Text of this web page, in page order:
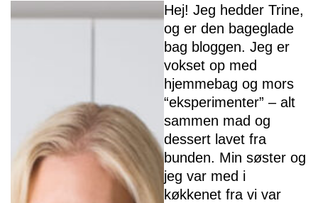
Hej! Jeg hedder Trine,
og er den bageglade
bag bloggen. Jeg er
vokset op med
hjemmebag og mors
“eksperimenter” – alt
sammen mad og
dessert lavet fra
bunden. Min søster og
jeg var med i
køkkenet fra vi var